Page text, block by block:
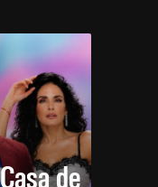
de